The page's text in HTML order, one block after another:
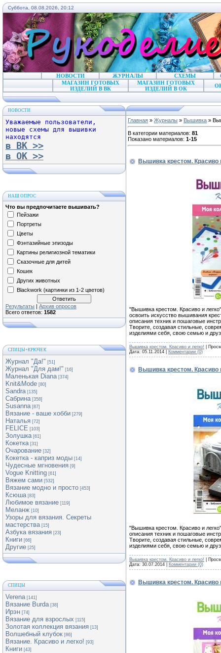
Суббота, 08.08.2026, 20:12
НОВОСТИ ЖУРНАЛЫ СХЕМЫ
МАГАЗИН ГОТОВЫХ
ИЗДЕЛИЙ В ВК
МАГАЗИН ГОТОВЫХ
ИЗДЕЛИЙ В ОК
НОВОСТИ
Уважаемые пользователи,
новые схемы для вышивки
находятся
в ВК >>
в ОК >>
НАШ ОПРОС
Что вы предпочитаете вышивать?
Пейзажи
Портреты
Цветы
Фэнтазийные эпизоды
Картины религиозной тематики
Сказочные для дитей
Кошек
Других животных
Blackwork (картинки из 1-2 цветов)
Результаты | Архив опросов
Всего ответов: 1582
СПИЦЫ+КРЮЧЕК
Журнал "Да!" [51]
Журнал "Для дам!" [16]
Маленькая Diana [374]
Knit&Mode [80]
Sandra [135]
Сабрина [358]
Susanna [87]
Вязание - ваше хобби [279]
Наталья [72]
FELICE [103]
Золушка [61]
Кокетка [31]
Очарование [32]
Кокетка - каприз моды [14]
Чудесные мгновения [9]
Vogue Knitting [61]
Вяжем сами [532]
Вязание модно и просто [453]
Ксюша [83]
Любимое вязание [119]
Меланж [10]
Узоры для вязания. Секреты
мастерства [15]
Азбука вязания [23]
Книги [66]
Другие [25]
СПИЦЫ
Verena [141]
Вязание Burda [38]
Ирэн [74]
Вязание для взрослых [115]
Золотая коллекция вязания [13]
Волшебный клубок [86]
Вязание. Красиво и легко! [93]
Книги [43]
Главная » Журналы » Вышивка »
В категории материалов: 81
Показано материалов: 1-15
Вышивка крестом. Красиво
"Вышивка крестом. Красиво и
освоить искусство вышивания
описания техник и пошаговые
Творите, создавая стильные,
изделиями себя, свою семью и
Вышивка крестом. Красиво и легко! |
Дата: 05.11.2014 Комментарии (0)
Вышивка крестом. Красиво
"Вышивка крестом. Красиво и
описания техник и пошаговые
Творите, создавая стильные,
изделиями себя, свою семью и
Вышивка крестом. Красиво и легко! |
Дата: 30.07.2014 Комментарии (0)
Вышивка крестом. Красиво